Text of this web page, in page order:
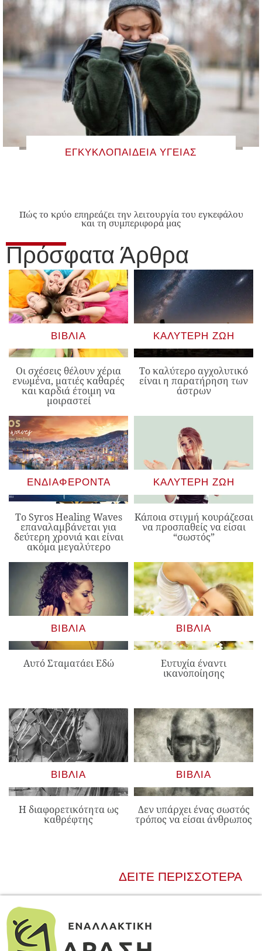
ΕΓΚΥΚΛΟΠΑΊΔΕΙΑ ΥΓΕΊΑΣ
Πώς το κρύο επηρεάζει την λειτουργία του εγκεφάλου
και τη συμπεριφορά μας
Πρόσφατα Άρθρα
ΒΙΒΛΊΑ
Οι σχέσεις θέλουν χέρια
ενωμένα, ματιές καθαρές
και καρδιά έτοιμη να
μοιραστεί
ΚΑΛΎΤΕΡΗ ΖΩΉ
Το καλύτερο αγχολυτικό
είναι η παρατήρηση των
άστρων
ΕΝΔΙΑΦΈΡΟΝΤΑ
Το Syros Healing Waves
επαναλαμβάνεται για
δεύτερη χρονιά και είναι
ακόμα μεγαλύτερο
ΚΑΛΎΤΕΡΗ ΖΩΉ
Κάποια στιγμή κουράζεσαι
να προσπαθείς να είσαι
“σωστός”
ΒΙΒΛΊΑ
Αυτό Σταματάει Εδώ
ΒΙΒΛΊΑ
Ευτυχία έναντι
ικανοποίησης
ΒΙΒΛΊΑ
Η διαφορετικότητα ως
καθρέφτης
ΒΙΒΛΊΑ
Δεν υπάρχει ένας σωστός
τρόπος να είσαι άνθρωπος
ΔΕΊΤΕ ΠΕΡΙΣΣΌΤΕΡΑ